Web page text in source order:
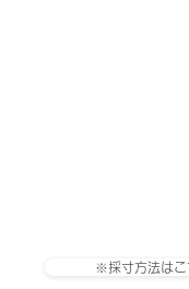
※採寸方法はこ